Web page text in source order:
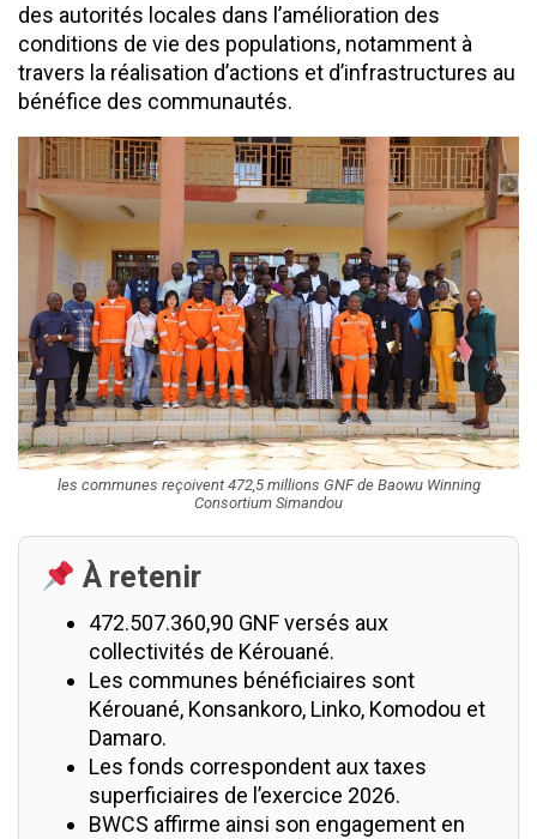
des autorités locales dans l’amélioration des
conditions de vie des populations, notamment à
travers la réalisation d’actions et d’infrastructures au
bénéfice des communautés.
les communes reçoivent 472,5 millions GNF de Baowu Winning
Consortium Simandou
À retenir
472.507.360,90 GNF versés aux
collectivités de Kérouané.
Les communes bénéficiaires sont
Kérouané, Konsankoro, Linko, Komodou et
Damaro.
Les fonds correspondent aux taxes
superficiaires de l’exercice 2026.
BWCS affirme ainsi son engagement en